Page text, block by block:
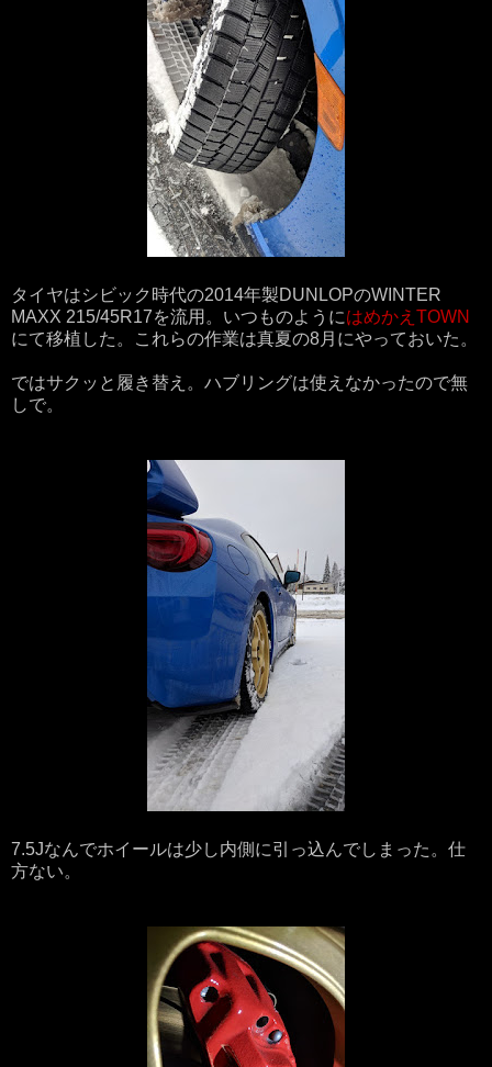
タイヤはシビック時代の2014年製DUNLOPのWINTER
MAXX 215/45R17を流用。いつものようにはめかえTOWN
にて移植した。これらの作業は真夏の8月にやっておいた。
ではサクッと履き替え。ハブリングは使えなかったので無
しで。
7.5Jなんでホイールは少し内側に引っ込んでしまった。仕
方ない。